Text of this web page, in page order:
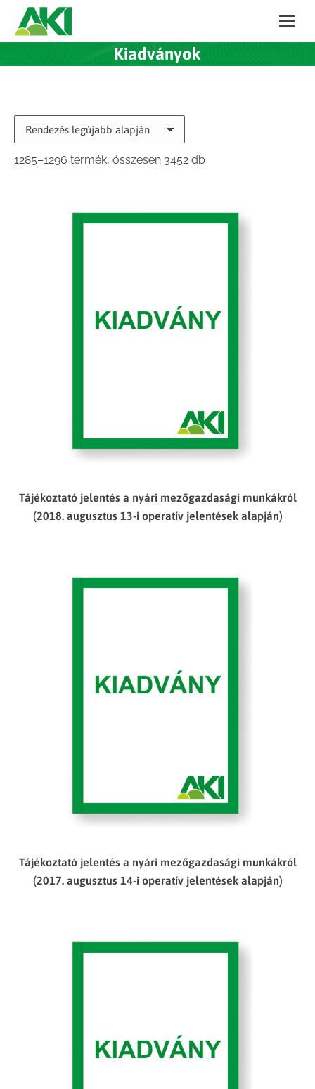
Kiadványok
1285–1296 termék, összesen 3452 dbSorted
Tájékoztató jelentés a nyári mezőgazdasági munkákról
(2018. augusztus 13-i operatív jelentések alapján)
Tájékoztató jelentés a nyári mezőgazdasági munkákról
(2017. augusztus 14-i operatív jelentések alapján)